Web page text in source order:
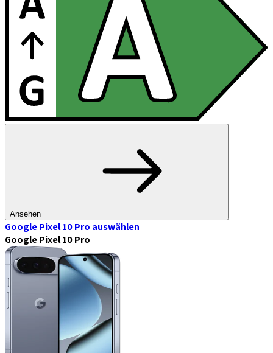
Ansehen
Google Pixel 10 Pro auswählen
Google Pixel 10 Pro